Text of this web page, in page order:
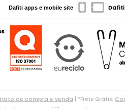
Dafiti apps e mobile site
de compra e venda | *Frete Grátis: